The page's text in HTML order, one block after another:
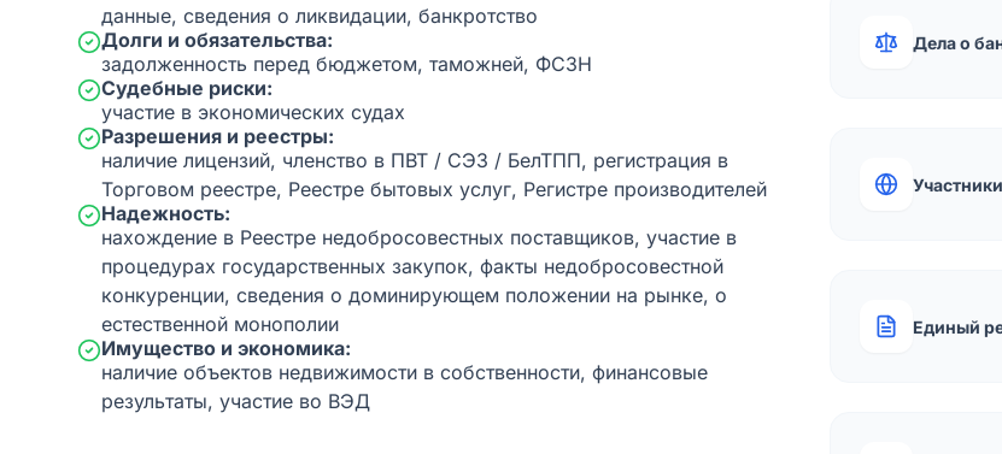
данные, сведения о ликвидации, банкротство
Долги и обязательства:
задолженность перед бюджетом, таможней, ФСЗН
Судебные риски:
участие в экономических судах
Разрешения и реестры:
наличие лицензий, членство в ПВТ / СЭЗ / БелТПП, регистрация в
Торговом реестре, Реестре бытовых услуг, Регистре производителей
Надежность:
нахождение в Реестре недобросовестных поставщиков, участие в
процедурах государственных закупок, факты недобросовестной
конкуренции, сведения о доминирующем положении на рынке, о
естественной монополии
Имущество и экономика:
наличие объектов недвижимости в собственности, финансовые
результаты, участие во ВЭД
Дела о
Единый